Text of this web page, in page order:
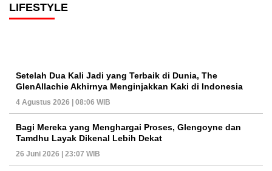
LIFESTYLE
Setelah Dua Kali Jadi yang Terbaik di Dunia, The
GlenAllachie Akhirnya Menginjakkan Kaki di Indonesia
4 Agustus 2026 | 08:06 WIB
Bagi Mereka yang Menghargai Proses, Glengoyne dan
Tamdhu Layak Dikenal Lebih Dekat
26 Juni 2026 | 23:07 WIB